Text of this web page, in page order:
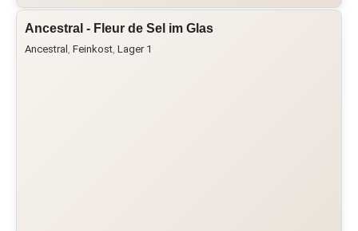
Ancestral - Fleur de Sel im Glas
Ancestral , Feinkost, Lager 1